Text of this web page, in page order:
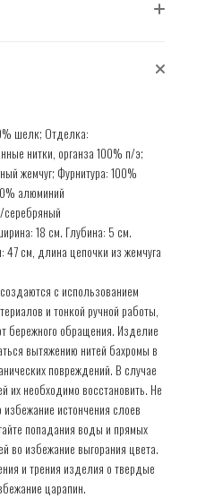
шелк; Отделка:
нитки, органза 100% п/э;
жемчуг; Фурнитура: 100%
алюминий
18 см. Глубина: 5 см.
47 см, длина цепочки из жемчуга
с использованием
и тонкой ручной работы,
бережного обращения. Изделие
вытяжению нитей бахромы в
повреждений. В случае
их необходимо восстановить. Не
избежание истончения слоев
попадания воды и прямых
во избежание выгорания цвета.
и трения изделия о твердые
царапин.